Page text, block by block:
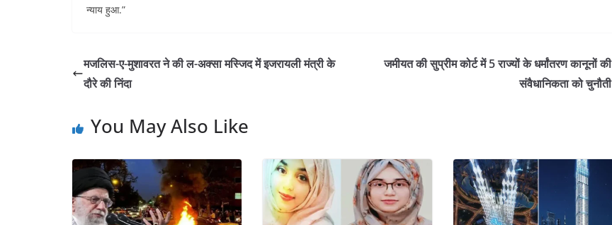
न्याय हुआ.”
मजलिस-ए-मुशावरत ने की ल-अक्सा मस्जिद में इजरायली मंत्री के
दौरे की निंदा
जमीयत की सुप्रीम कोर्ट में 5 राज्यों के धर्मांतरण कानूनों की
संवैधानिकता को चुनौती
You May Also Like